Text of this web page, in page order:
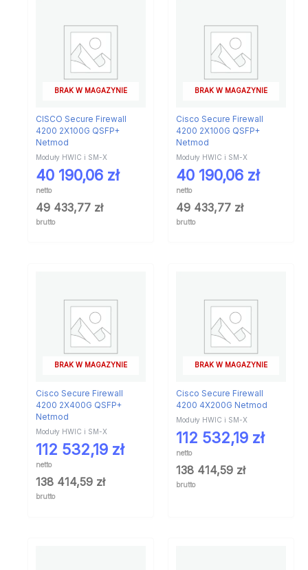
BRAK W MAGAZYNIE
CISCO Secure Firewall
4200 2X100G QSFP+
Netmod
Moduły HWIC i SM-X
40 190,06 zł
netto
49 433,77 zł
brutto
BRAK W MAGAZYNIE
Cisco Secure Firewall
4200 2X100G QSFP+
Netmod
Moduły HWIC i SM-X
40 190,06 zł
netto
49 433,77 zł
brutto
BRAK W MAGAZYNIE
Cisco Secure Firewall
4200 2X400G QSFP+
Netmod
Moduły HWIC i SM-X
112 532,19 zł
netto
138 414,59 zł
brutto
BRAK W MAGAZYNIE
Cisco Secure Firewall
4200 4X200G Netmod
Moduły HWIC i SM-X
112 532,19 zł
netto
138 414,59 zł
brutto